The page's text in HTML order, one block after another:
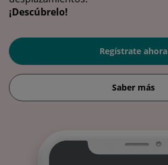
¡Descúbrelo!
Regístrate ahora
Saber más